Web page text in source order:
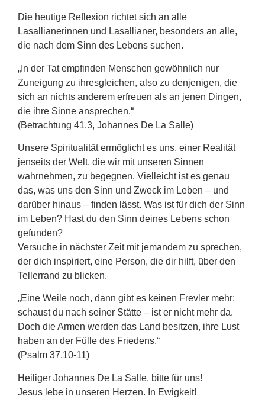
Die heutige Reflexion richtet sich an alle
Lasallianerinnen und Lasallianer, besonders an alle,
die nach dem Sinn des Lebens suchen.
„In der Tat empfinden Menschen gewöhnlich nur
Zuneigung zu ihresgleichen, also zu denjenigen, die
sich an nichts anderem erfreuen als an jenen Dingen,
die ihre Sinne ansprechen.“
(Betrachtung 41.3, Johannes De La Salle)
Unsere Spiritualität ermöglicht es uns, einer Realität
jenseits der Welt, die wir mit unseren Sinnen
wahrnehmen, zu begegnen. Vielleicht ist es genau
das, was uns den Sinn und Zweck im Leben – und
darüber hinaus – finden lässt. Was ist für dich der Sinn
im Leben? Hast du den Sinn deines Lebens schon
gefunden?
Versuche in nächster Zeit mit jemandem zu sprechen,
der dich inspiriert, eine Person, die dir hilft, über den
Tellerrand zu blicken.
„Eine Weile noch, dann gibt es keinen Frevler mehr;
schaust du nach seiner Stätte – ist er nicht mehr da.
Doch die Armen werden das Land besitzen, ihre Lust
haben an der Fülle des Friedens.“
(Psalm 37,10-11)
Heiliger Johannes De La Salle, bitte für uns!
Jesus lebe in unseren Herzen. In Ewigkeit!